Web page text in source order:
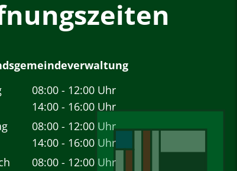
08:00 - 12:00 Uhr
Von 08:00 bis 12:00 Uhr
14:00 - 16:00 Uhr
Von 14:00 bis 16:00 Uhr
08:00 - 12:00 Uhr
Von 08:00 bis 12:00 Uhr
14:00 - 16:00 Uhr
Von 14:00 bis 16:00 Uhr
08:00 - 12:00 Uhr